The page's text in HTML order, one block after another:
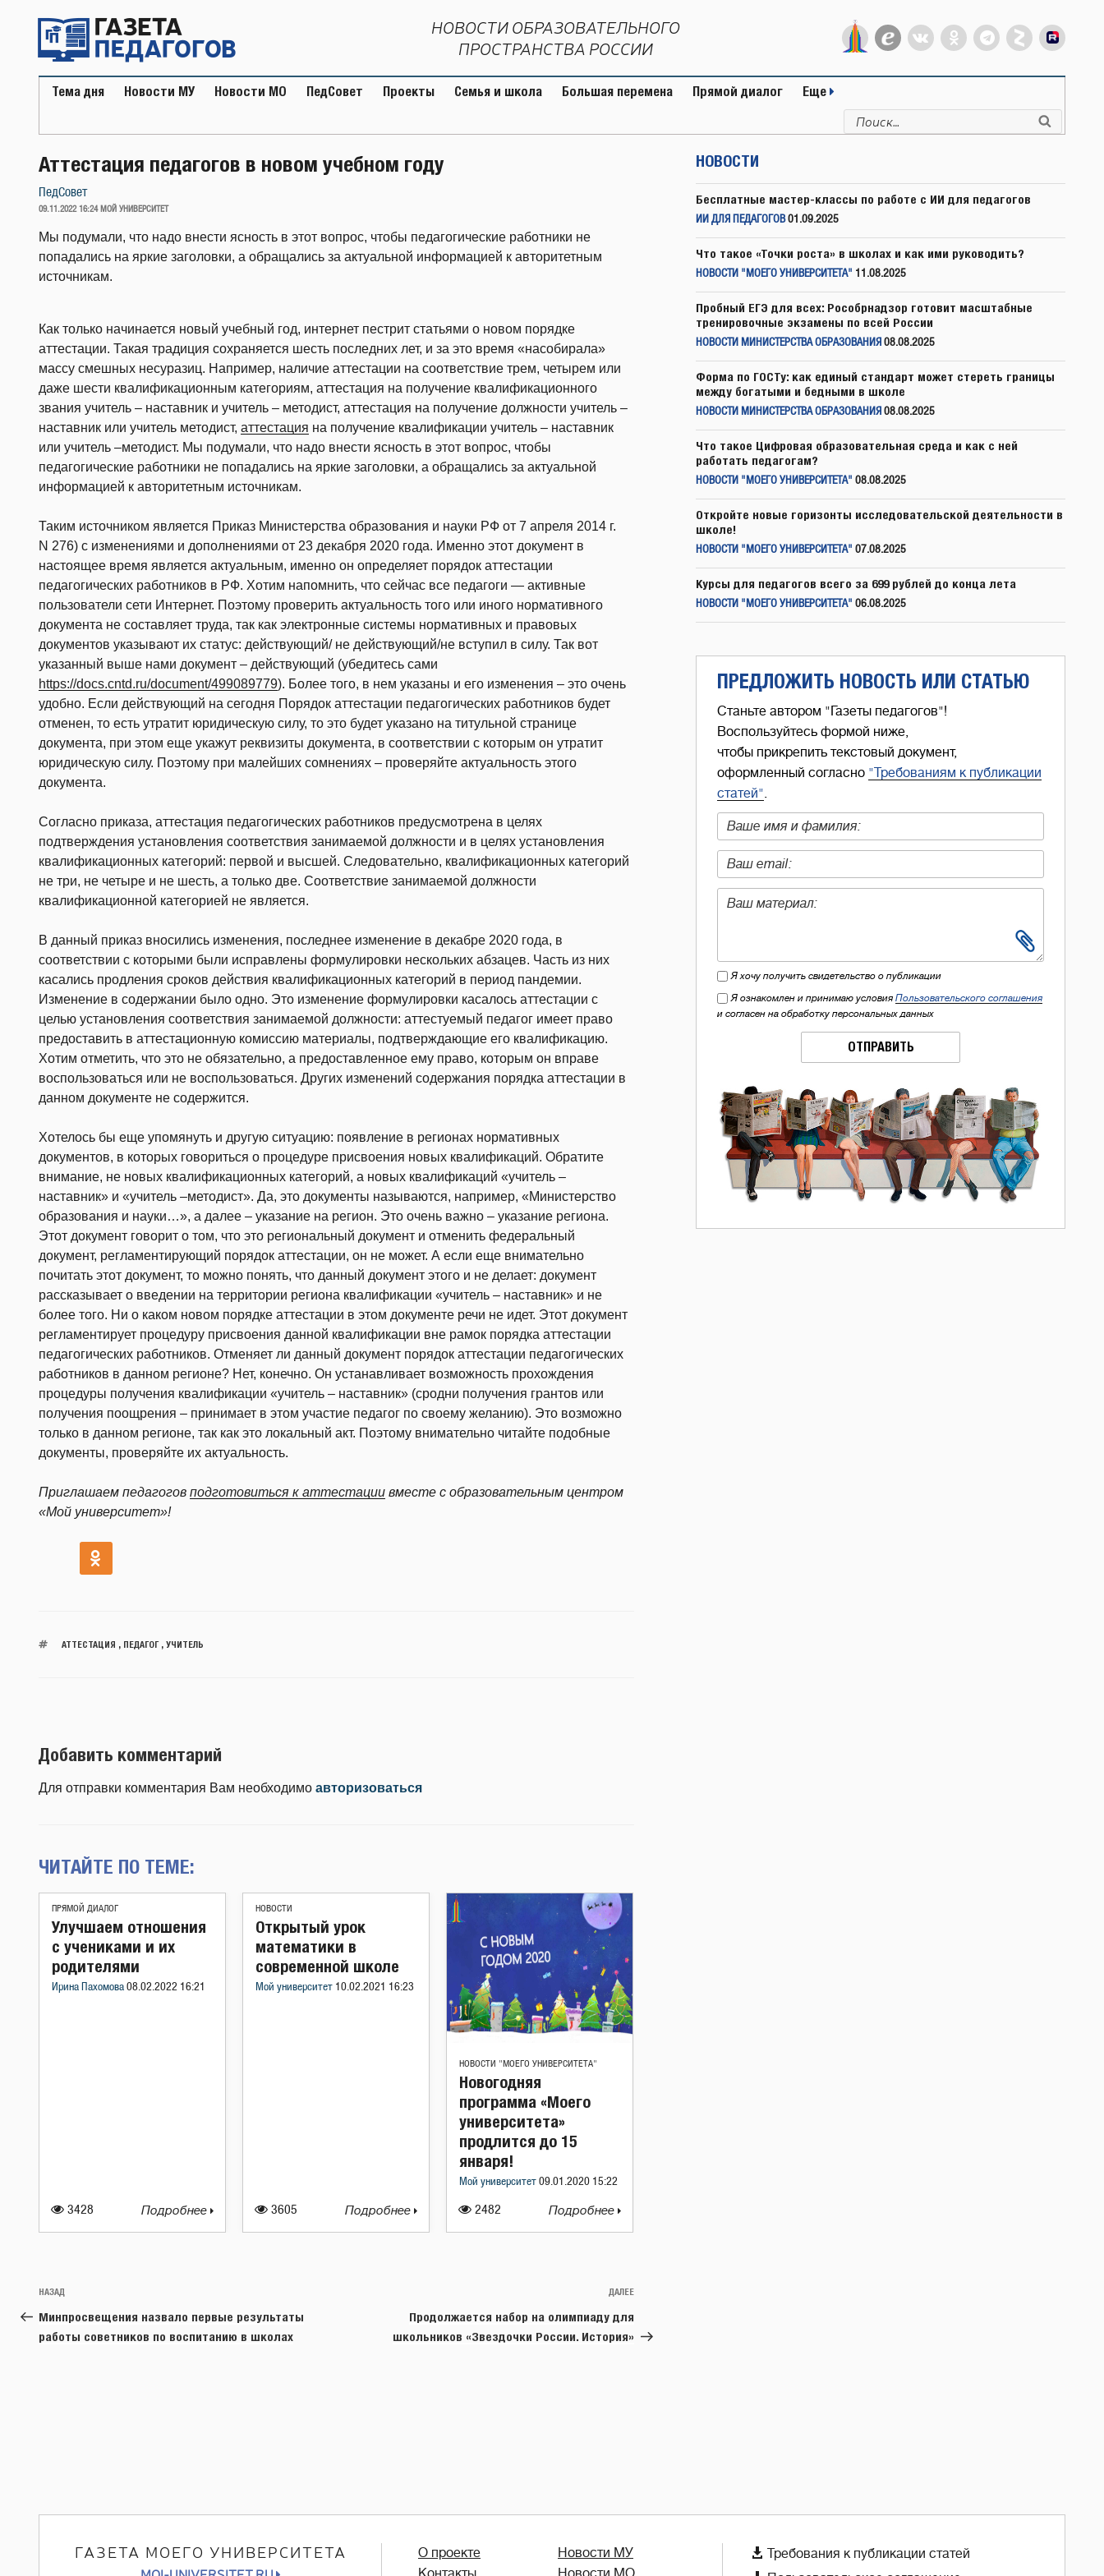
содержимому
НОВОСТИ ОБРАЗОВАТЕЛЬНОГО
ПРОСТРАНСТВА РОССИИ
Тема дня Новости МУ Новости МО ПедСовет Проекты Семья и школа Большая перемена Прямой диалог Еще
Искать:
Аттестация педагогов в новом учебном году
ПедСовет
ОПУБЛИКОВАНО
09.11.2022 16:24 МОЙ УНИВЕРСИТЕТ
Мы подумали, что надо внести ясность в этот вопрос, чтобы педагогические работники не
попадались на яркие заголовки, а обращались за актуальной информацией к авторитетным
источникам.
Как только начинается новый учебный год, интернет пестрит статьями о новом порядке
аттестации. Такая традиция сохраняется шесть последних лет, и за это время «насобирала»
массу смешных несуразиц. Например, наличие аттестации на соответствие трем, четырем или
даже шести квалификационным категориям, аттестация на получение квалификационного
звания учитель – наставник и учитель – методист, аттестация на получение должности учитель –
наставник или учитель методист, аттестация на получение квалификации учитель – наставник
или учитель –методист. Мы подумали, что надо внести ясность в этот вопрос, чтобы
педагогические работники не попадались на яркие заголовки, а обращались за актуальной
информацией к авторитетным источникам.
Таким источником является Приказ Министерства образования и науки РФ от 7 апреля 2014 г.
N 276) с изменениями и дополнениями от 23 декабря 2020 года. Именно этот документ в
настоящее время является актуальным, именно он определяет порядок аттестации
педагогических работников в РФ. Хотим напомнить, что сейчас все педагоги — активные
пользователи сети Интернет. Поэтому проверить актуальность того или иного нормативного
документа не составляет труда, так как электронные системы нормативных и правовых
документов указывают их статус: действующий/ не действующий/не вступил в силу. Так вот
указанный выше нами документ – действующий (убедитесь сами
https://docs.cntd.ru/document/499089779). Более того, в нем указаны и его изменения – это очень
удобно. Если действующий на сегодня Порядок аттестации педагогических работников будет
отменен, то есть утратит юридическую силу, то это будет указано на титульной странице
документа, при этом еще укажут реквизиты документа, в соответствии с которым он утратит
юридическую силу. Поэтому при малейших сомнениях – проверяйте актуальность этого
документа.
Согласно приказа, аттестация педагогических работников предусмотрена в целях
подтверждения установления соответствия занимаемой должности и в целях установления
квалификационных категорий: первой и высшей. Следовательно, квалификационных категорий
не три, не четыре и не шесть, а только две. Соответствие занимаемой должности
квалификационной категорией не является.
В данный приказ вносились изменения, последнее изменение в декабре 2020 года, в
соответствии с которыми были исправлены формулировки нескольких абзацев. Часть из них
касались продления сроков действия квалификационных категорий в период пандемии.
Изменение в содержании было одно. Это изменение формулировки касалось аттестации с
целью установления соответствия занимаемой должности: аттестуемый педагог имеет право
предоставить в аттестационную комиссию материалы, подтверждающие его квалификацию.
Хотим отметить, что это не обязательно, а предоставленное ему право, которым он вправе
воспользоваться или не воспользоваться. Других изменений содержания порядка аттестации в
данном документе не содержится.
Хотелось бы еще упомянуть и другую ситуацию: появление в регионах нормативных
документов, в которых говориться о процедуре присвоения новых квалификаций. Обратите
внимание, не новых квалификационных категорий, а новых квалификаций «учитель –
наставник» и «учитель –методист». Да, это документы называются, например, «Министерство
образования и науки…», а далее – указание на регион. Это очень важно – указание региона.
Этот документ говорит о том, что это региональный документ и отменить федеральный
документ, регламентирующий порядок аттестации, он не может. А если еще внимательно
почитать этот документ, то можно понять, что данный документ этого и не делает: документ
рассказывает о введении на территории региона квалификации «учитель – наставник» и не
более того. Ни о каком новом порядке аттестации в этом документе речи не идет. Этот документ
регламентирует процедуру присвоения данной квалификации вне рамок порядка аттестации
педагогических работников. Отменяет ли данный документ порядок аттестации педагогических
работников в данном регионе? Нет, конечно. Он устанавливает возможность прохождения
процедуры получения квалификации «учитель – наставник» (сродни получения грантов или
получения поощрения – принимает в этом участие педагог по своему желанию). Это возможно
только в данном регионе, так как это локальный акт. Поэтому внимательно читайте подобные
документы, проверяйте их актуальность.
Приглашаем педагогов подготовиться к аттестации вместе с образовательным центром
«Мой университет»!
АТТЕСТАЦИЯ ПЕДАГОГ, УЧИТЕЛЬ
Добавить комментарий
Для отправки комментария Вам необходимо авторизоваться
ЧИТАЙТЕ ПО ТЕМЕ:
ПРЯМОЙ ДИАЛОГ
3428
Улучшаем отношения
с учениками и их
родителями
Ирина Пахомова 08.02.2022 16:21
Подробнее
НОВОСТИ
3605
Открытый урок
математики в
современной школе
Мой университет 10.02.2021 16:23
Подробнее
НОВОСТИ "МОЕГО УНИВЕРСИТЕТА"
2482
Новогодняя
программа «Моего
университета»
продлится до 15
января!
Мой университет 09.01.2020 15:22
Подробнее
Навигация
по
записям
Предыдущая
запись:
НАЗАД
Минпросвещения назвало первые результаты
работы советников по воспитанию в школах
Следующая
ДАЛЕЕ
Продолжается набор на олимпиаду для
школьников «Звездочки России. История»
НОВОСТИ
Бесплатные мастер-классы по работе с ИИ для педагогов
ИИ ДЛЯ ПЕДАГОГОВ 01.09.2025
Что такое «Точки роста» в школах и как ими руководить?
НОВОСТИ "МОЕГО УНИВЕРСИТЕТА" 11.08.2025
Пробный ЕГЭ для всех: Рособрнадзор готовит масштабные
тренировочные экзамены по всей России
НОВОСТИ МИНИСТЕРСТВА ОБРАЗОВАНИЯ 08.08.2025
Форма по ГОСТу: как единый стандарт может стереть границы
между богатыми и бедными в школе
НОВОСТИ МИНИСТЕРСТВА ОБРАЗОВАНИЯ 08.08.2025
Что такое Цифровая образовательная среда и как с ней
работать педагогам?
НОВОСТИ "МОЕГО УНИВЕРСИТЕТА" 08.08.2025
Откройте новые горизонты исследовательской деятельности в
школе!
НОВОСТИ "МОЕГО УНИВЕРСИТЕТА" 07.08.2025
Курсы для педагогов всего за 699 рублей до конца лета
НОВОСТИ "МОЕГО УНИВЕРСИТЕТА" 06.08.2025
ПРЕДЛОЖИТЬ НОВОСТЬ ИЛИ СТАТЬЮ
Станьте автором "Газеты педагогов"!
Воспользуйтесь формой ниже,
чтобы прикрепить текстовый документ,
оформленный согласно "Требованиям к публикации
статей".
Я хочу получить свидетельство о публикации
Я ознакомлен и принимаю условия Пользовательского соглашения
и согласен на обработку персональных данных
ОТПРАВИТЬ
ГАЗЕТА МОЕГО УНИВЕРСИТЕТА
О проекте
Новости МУ
 Требования к публикации статей